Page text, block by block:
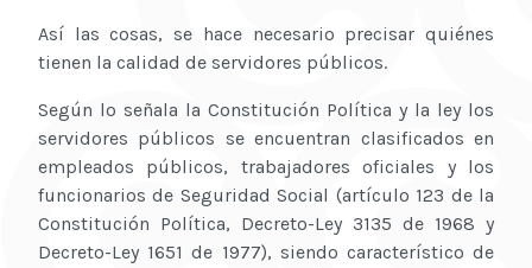
Así las cosas, se hace necesario precisar quiénes
tienen la calidad de servidores públicos.
Según lo señala la Constitución Política y la ley los
servidores públicos se encuentran clasificados en
empleados públicos, trabajadores oficiales y los
funcionarios de Seguridad Social (artículo 123 de la
Constitución Política, Decreto-Ley 3135 de 1968 y
Decreto-Ley 1651 de 1977), siendo característico de